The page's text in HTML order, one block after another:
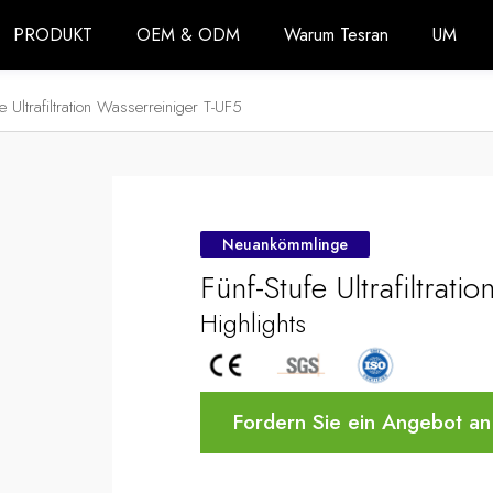
PRODUKT OEM & ODM Warum Tesran UM
Ultrafiltration Wasserreiniger T-UF5
Neuankömmlinge
Fünf-Stufe
Highlights
Fordern Sie ein Angebot an